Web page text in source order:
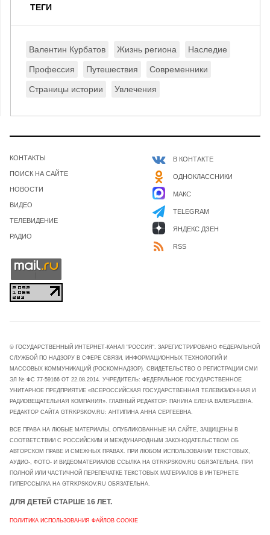
ТЕГИ
Валентин Курбатов Жизнь региона Наследие
Профессия Путешествия Современники
Страницы истории Увлечения
КОНТАКТЫ
ПОИСК НА САЙТЕ
НОВОСТИ
ВИДЕО
ТЕЛЕВИДЕНИЕ
РАДИО
В КОНТАКТЕ
ОДНОКЛАССНИКИ
МАКС
TELEGRAM
ЯНДЕКС ДЗЕН
RSS
© ГОСУДАРСТВЕННЫЙ ИНТЕРНЕТ-КАНАЛ "РОССИЯ". ЗАРЕГИСТРИРОВАНО ФЕДЕРАЛЬНОЙ
СЛУЖБОЙ ПО НАДЗОРУ В СФЕРЕ СВЯЗИ, ИНФОРМАЦИОННЫХ ТЕХНОЛОГИЙ И
МАССОВЫХ КОММУНИКАЦИЙ (РОСКОМНАДЗОР). СВИДЕТЕЛЬСТВО О РЕГИСТРАЦИИ СМИ
ЭЛ № ФС 77-59166 ОТ 22.08.2014. УЧРЕДИТЕЛЬ: ФЕДЕРАЛЬНОЕ ГОСУДАРСТВЕННОЕ
УНИТАРНОЕ ПРЕДПРИЯТИЕ «ВСЕРОССИЙСКАЯ ГОСУДАРСТВЕННАЯ ТЕЛЕВИЗИОННАЯ И
РАДИОВЕЩАТЕЛЬНАЯ КОМПАНИЯ». ГЛАВНЫЙ РЕДАКТОР: ПАНИНА ЕЛЕНА ВАЛЕРЬЕВНА.
РЕДАКТОР САЙТА GTRKPSKOV.RU: АНТИПИНА АННА СЕРГЕЕВНА.
ВСЕ ПРАВА НА ЛЮБЫЕ МАТЕРИАЛЫ, ОПУБЛИКОВАННЫЕ НА САЙТЕ, ЗАЩИЩЕНЫ В
СООТВЕТСТВИИ С РОССИЙСКИМ И МЕЖДУНАРОДНЫМ ЗАКОНОДАТЕЛЬСТВОМ ОБ
АВТОРСКОМ ПРАВЕ И СМЕЖНЫХ ПРАВАХ. ПРИ ЛЮБОМ ИСПОЛЬЗОВАНИИ ТЕКСТОВЫХ,
АУДИО-, ФОТО- И ВИДЕОМАТЕРИАЛОВ ССЫЛКА НА GTRKPSKOV.RU ОБЯЗАТЕЛЬНА. ПРИ
ПОЛНОЙ ИЛИ ЧАСТИЧНОЙ ПЕРЕПЕЧАТКЕ ТЕКСТОВЫХ МАТЕРИАЛОВ В ИНТЕРНЕТЕ
ГИПЕРССЫЛКА НА GTRKPSKOV.RU ОБЯЗАТЕЛЬНА.
ДЛЯ ДЕТЕЙ СТАРШЕ 16 ЛЕТ.
ПОЛИТИКА ИСПОЛЬЗОВАНИЯ ФАЙЛОВ COOKIE